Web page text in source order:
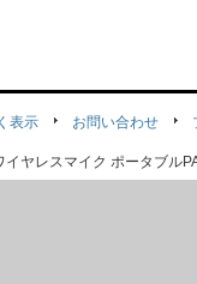
表示 お問い合わせ
イヤレスマイク ポータブル